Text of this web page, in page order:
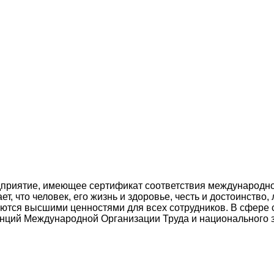
имеющее сертификат соответствия
что человек, его жизнь и здоровье, честь и достоинство,
высшими ценностями для всех сотрудников. В сфере
Международной Организации Труда и национального